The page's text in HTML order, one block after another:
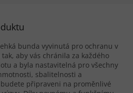
bunda vyvinutá pro ochranu v
aby vás chránila za každého
a byla nastavitelná pro všechny
sbalitelnosti a
připraveni na proměnlivé